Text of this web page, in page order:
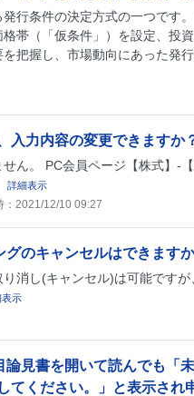
行条件の決定方式の一つです
帯（「仮条件」）を設定、投
把握し、市場動向にあった発
入力内容の変更できますか
ん。 PC会員ページ【株式】-
詳細表示
：2021/12/10 09:27
のキャンセルはできます
消し(キャンセル)は可能です
表示
見書を開いて読んでも「
ください。」と表示され